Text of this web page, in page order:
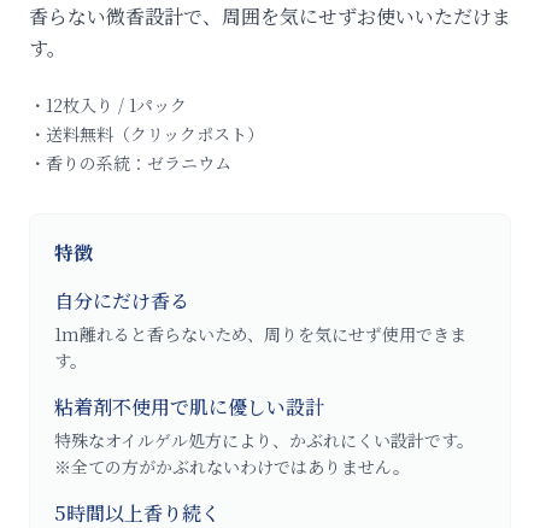
香らない微香設計で、周囲を気にせずお使いいただけま
す。
・ 12枚入り / 1パック
・ 送料無料（クリックポスト）
・ 香りの系統：ゼラニウム
特徴
自分にだけ香る
1m離れると香らないため、周りを気にせず使用できま
す。
粘着剤不使用で肌に優しい設計
特殊なオイルゲル処方により、かぶれにくい設計です。
※全ての方がかぶれないわけではありません。
5時間以上香り続く